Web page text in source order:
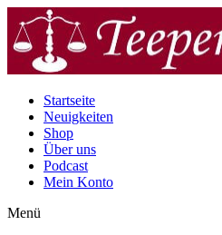
Inhalt
wechseln
Startseite
Neuigkeiten
Shop
Über uns
Podcast
Mein Konto
Menü